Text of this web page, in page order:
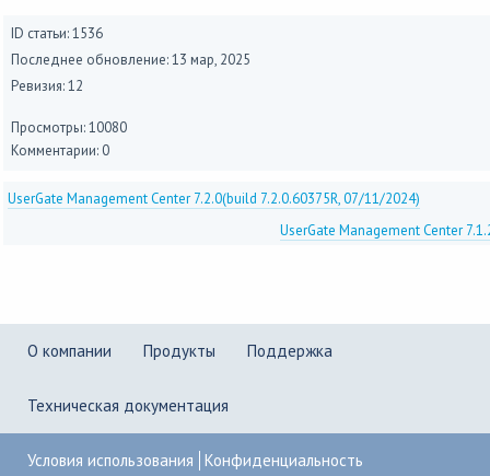
ID статьи: 1536
Последнее обновление:13 мар, 2025
Ревизия: 12
Просмотры: 10080
Комментарии: 0
UserGate Management Center 7.2.0(build 7.2.0.60375R, 07/11/2024)
UserGate Management Center
О компании Продукты Поддержка
Техническая документация
Условия использования Конфиденциальность